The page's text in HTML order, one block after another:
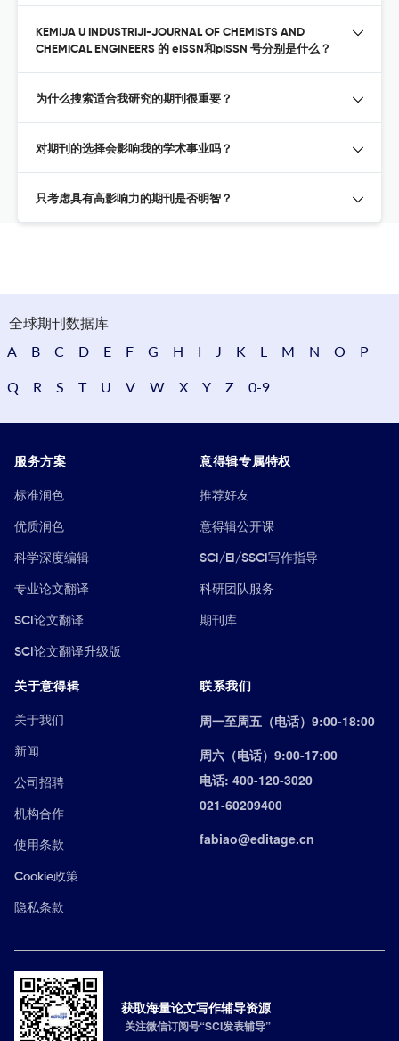
KEMIJA U INDUSTRIJI-JOURNAL OF CHEMISTS AND
CHEMICAL ENGINEERS 的 eISSN和pISSN 号分别是什么？
为什么搜索适合我研究的期刊很重要？
对期刊的选择会影响我的学术事业吗？
只考虑具有高影响力的期刊是否明智？
全球期刊数据库
A
B C D E F G H I J K L M N O P
Q R S T U V W X Y Z 0-9